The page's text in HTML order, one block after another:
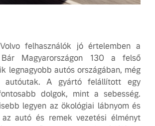
felhasználók jó értelemben a
Magyarországon 130 a felső
legnagyobb autós országában, még
autóutak. A gyártó felállított egy
dolgok, mint a sebesség.
legyen az ökológiai lábnyom és
autó és remek vezetési élményt